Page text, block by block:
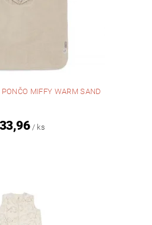
MIFFY WARM SAND
/ ks